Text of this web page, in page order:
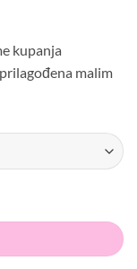
kupanja
malim